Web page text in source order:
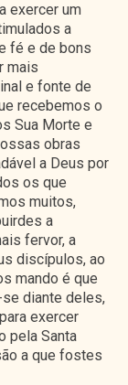
exercer um
a
fé e de bons
mais
e fonte de
recebemos o
Sua Morte e
obras
a Deus por
os que
muitos,
a
fervor, a
discípulos, ao
mando é que
se diante deles,
exercer
pela Santa
a que fostes